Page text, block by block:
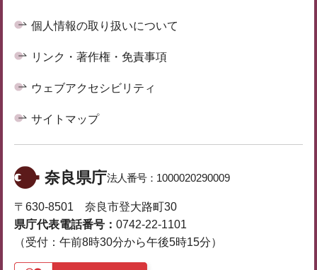
個人情報の取り扱いについて
リンク・著作権・免責事項
ウェブアクセシビリティ
サイトマップ
奈良県庁法人番号： 1000020290009
〒630-8501 奈良市登大路町30
県庁代表電話番号： 0742-22-1101
（受付：午前8時30分から午後5時15分）